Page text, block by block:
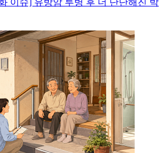
이슈] 유방암 투병 후 더 단단해진 박